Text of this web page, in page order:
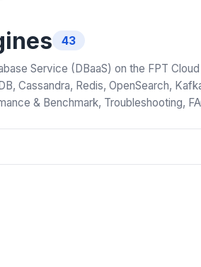
43
Service (DBaaS) on the FPT
Cassandra, Redis, OpenSearch,
& Benchmark, Troubleshooting,